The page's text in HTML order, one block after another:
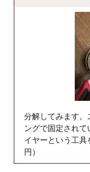
分解してみます。
ングで固定され
イヤーという工具
円）